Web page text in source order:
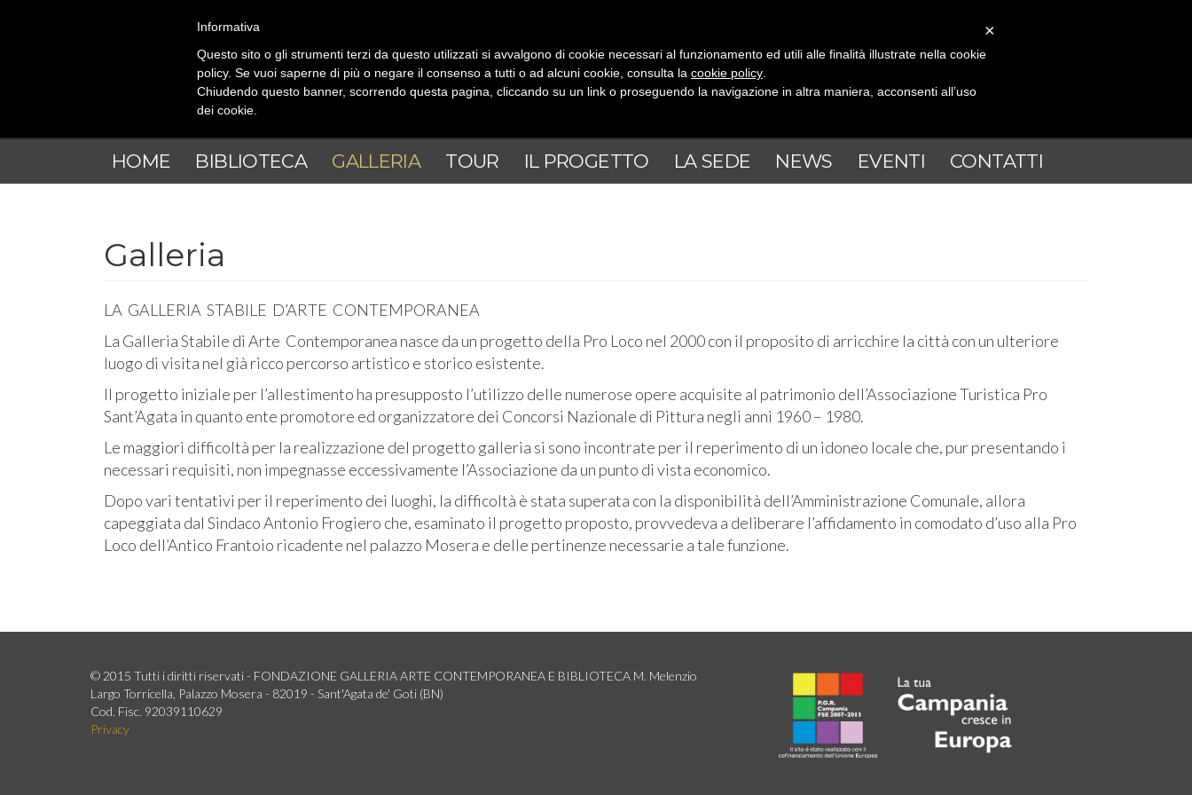
HOME BIBLIOTECA GALLERIA TOUR IL PROGETTO LA SEDE NEWS EVENTI CONTATTI
Galleria
LA GALLERIA STABILE D’ARTE CONTEMPORANEA
La Galleria Stabile di Arte Contemporanea nasce da un progetto della Pro Loco nel 2000 con il proposito di arricchire la città con un ulteriore
luogo di visita nel già ricco percorso artistico e storico esistente.
Il progetto iniziale per l’allestimento ha presupposto l’utilizzo delle numerose opere acquisite al patrimonio dell’Associazione Turistica Pro
Sant’Agata in quanto ente promotore ed organizzatore dei Concorsi Nazionale di Pittura negli anni 1960 – 1980.
Le maggiori difficoltà per la realizzazione del progetto galleria si sono incontrate per il reperimento di un idoneo locale che, pur presentando i
necessari requisiti, non impegnasse eccessivamente l’Associazione da un punto di vista economico.
Dopo vari tentativi per il reperimento dei luoghi, la difficoltà è stata superata con la disponibilità dell’Amministrazione Comunale, allora
capeggiata dal Sindaco Antonio Frogiero che, esaminato il progetto proposto, provvedeva a deliberare l’affidamento in comodato d’uso alla Pro
Loco dell’Antico Frantoio ricadente nel palazzo Mosera e delle pertinenze necessarie a tale funzione.
© 2015 Tutti i diritti riservati - FONDAZIONE GALLERIA ARTE CONTEMPORANEA E BIBLIOTECA M. Melenzio
Largo Torricella, Palazzo Mosera - 82019 - Sant'Agata de' Goti (BN)
Cod. Fisc. 92039110629
Privacy
×
Informativa
Questo sito o gli strumenti terzi da questo utilizzati si avvalgono di cookie necessari al funzionamento ed utili alle finalità illustrate nella cookie
policy. Se vuoi saperne di più o negare il consenso a tutti o ad alcuni cookie, consulta la cookie policy
Chiudendo questo banner, scorrendo questa pagina, cliccando su un link o proseguendo la navigazione in altra maniera, acconsenti all’uso
dei cookie.